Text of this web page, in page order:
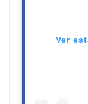
Ver